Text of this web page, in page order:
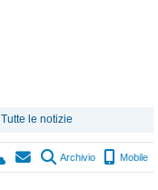
Tutte le notizie
Archivio Mobile